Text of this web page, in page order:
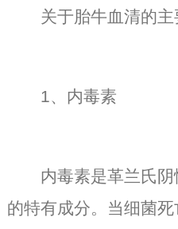
关于胎牛血清的主
1、内毒素
内毒素是革兰氏阴
的特有成分。当细菌